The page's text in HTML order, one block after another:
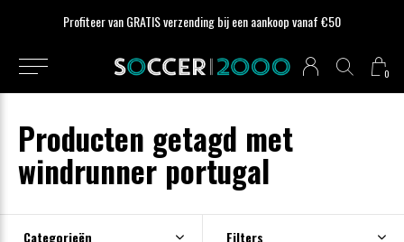
0
Profiteer van GRATIS verzending bij een aankoop vanaf €50
Producten getagd met
windrunner portugal
Categorieën Filters